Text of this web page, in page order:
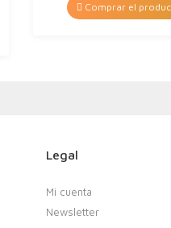
Comprar el
Legal
Mi cuenta
Newsletter